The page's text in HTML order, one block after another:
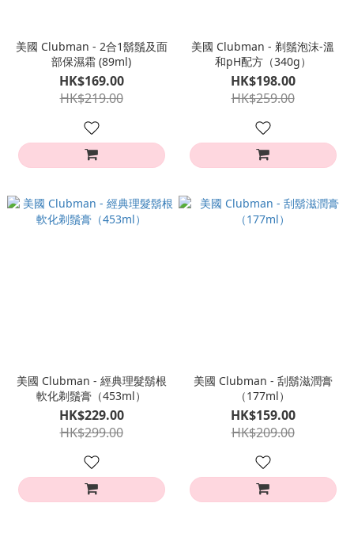
美國 Clubman - 2合1鬍鬚及面
部保濕霜 (89ml)
HK$169.00
HK$219.00
美國 Clubman - 剃鬚泡沫-溫
和pH配方（340g）
HK$198.00
HK$259.00
美國 Clubman - 經典理髮鬍根
軟化剃鬚膏（453ml）
HK$229.00
HK$299.00
美國 Clubman - 刮鬍滋潤膏
（177ml）
HK$159.00
HK$209.00